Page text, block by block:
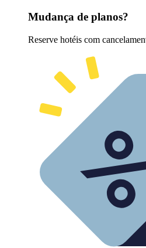
Mudança de planos?
Reserve hotéis com